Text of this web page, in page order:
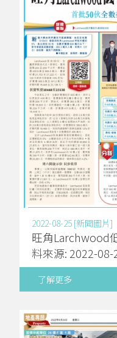
2022-08-25 [新聞圖片]
旺角Larchwood
料來源: 2022-
了解更多